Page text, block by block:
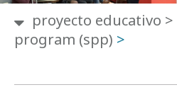
proyecto educativo >
program (spp) >